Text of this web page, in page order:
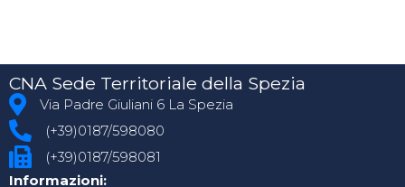
CNA Sede Territoriale della Spezia
Via Padre Giuliani 6 La Spezia
(+39)0187/598080
(+39)0187/598081
Informazioni: